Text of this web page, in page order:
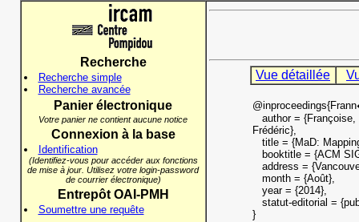
Recherche
Recherche simple
Recherche avancée
Panier électronique
Votre panier ne contient aucune notice
Connexion à la base
Identification
(Identifiez-vous pour accéder aux fonctions
de mise à jour. Utilisez votre login-password
de courrier électronique)
Entrepôt OAI-PMH
Soumettre une requête
Vue détaillée
author = {Françoise,
Frédéric},
title = {MaD:
booktitle = {ACM
address =
month = {Août},
year = {2014},
statut-editorial =
}